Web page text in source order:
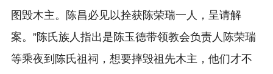
图毁木主。陈昌必见以拴获陈荣瑞一人，呈请解
案。”陈氏族人指出是陈玉德带领教会负责人陈荣瑞
等乘夜到陈氏祖祠，想要摔毁祖先木主，他们才不